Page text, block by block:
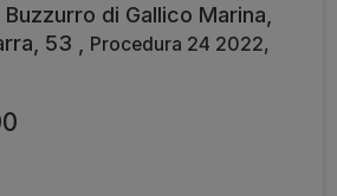
di Gallico Marina,
53 ,
Procedura 24 2022,